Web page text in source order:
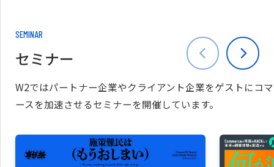
SEMINAR
セミナー
W2ではパートナー企業やクライアント企業をゲストにコマ
ースを加速させるセミナーを開催しています。